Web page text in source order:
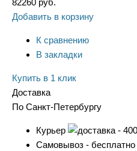
82260 руб.
Добавить в корзину
К сравнению
В закладки
Купить в 1 клик
Доставка
По Санкт-Петербургу
Курьер
-
Самовывоз - бесплатно